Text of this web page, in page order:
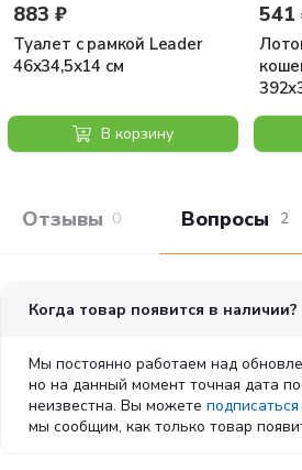
883 ₽
Туалет с рамкой Leader
46х34,5х14 см
В корзину
541
Отзывы
0 2
Когда товар появится в наличии?
Мы постоянно работаем над
но на данный момент точная дата
неизвестна. Вы можете
мы сообщим, как только товар